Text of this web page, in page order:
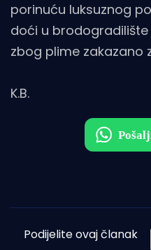
porinuću luksuznog
doći u brodogradilište
zbog plime zakazano
K.B.
Podijelite ovaj članak